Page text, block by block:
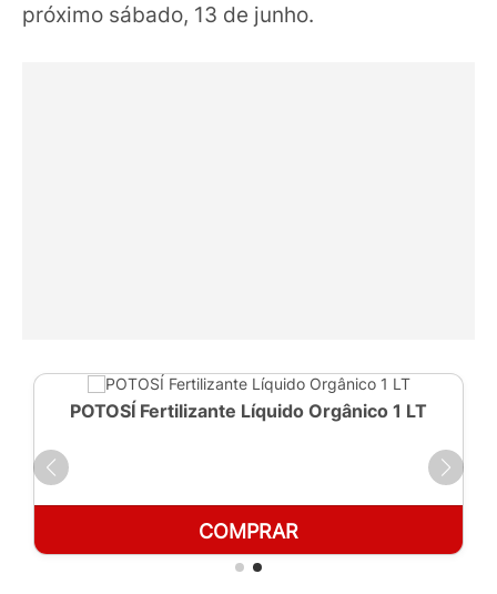
próximo sábado, 13 de junho.
POTOSÍ Fertilizante Líquido Orgânico 1 LT
COMPRAR